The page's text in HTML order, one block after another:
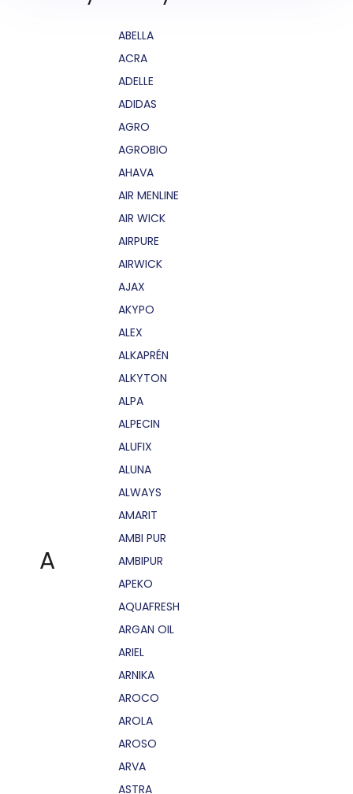
A
ABELLA
ACRA
ADELLE
ADIDAS
AGRO
AGROBIO
AHAVA
AIR MENLINE
AIR WICK
AIRPURE
AIRWICK
AJAX
AKYPO
ALEX
ALKAPRÉN
ALKYTON
ALPA
ALPECIN
ALUFIX
ALUNA
ALWAYS
AMARIT
AMBI PUR
AMBIPUR
APEKO
AQUAFRESH
ARGAN OIL
ARIEL
ARNIKA
AROCO
AROLA
AROSO
ARVA
ASTRA